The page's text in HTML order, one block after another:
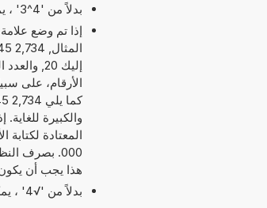
بدلاً من '4^3' ، يمكن كتابة '4 exp 3' أو '4 pow 3'.
إذا تم وضع
المثال, 2,734 345 654 129 8
الأرقام، على
والكبيرة
هذا يجب أن
بدلاً من '√4' ، يمكن كتابة 'sqrt 4'.